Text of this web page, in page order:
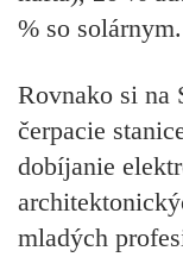
% so solárnym.
Rovnako si na
čerpacie
dobíjanie
mladých